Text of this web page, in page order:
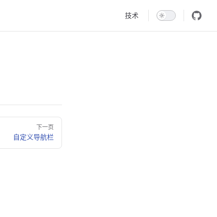
技术
下一页
自定义导航栏